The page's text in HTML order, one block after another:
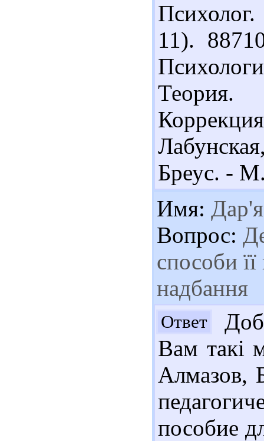
11).
Бреус. -
Имя: Дар'я
Вопрос:
способи
надбання
Ответ
Вам такі
Алмазов,
пособие